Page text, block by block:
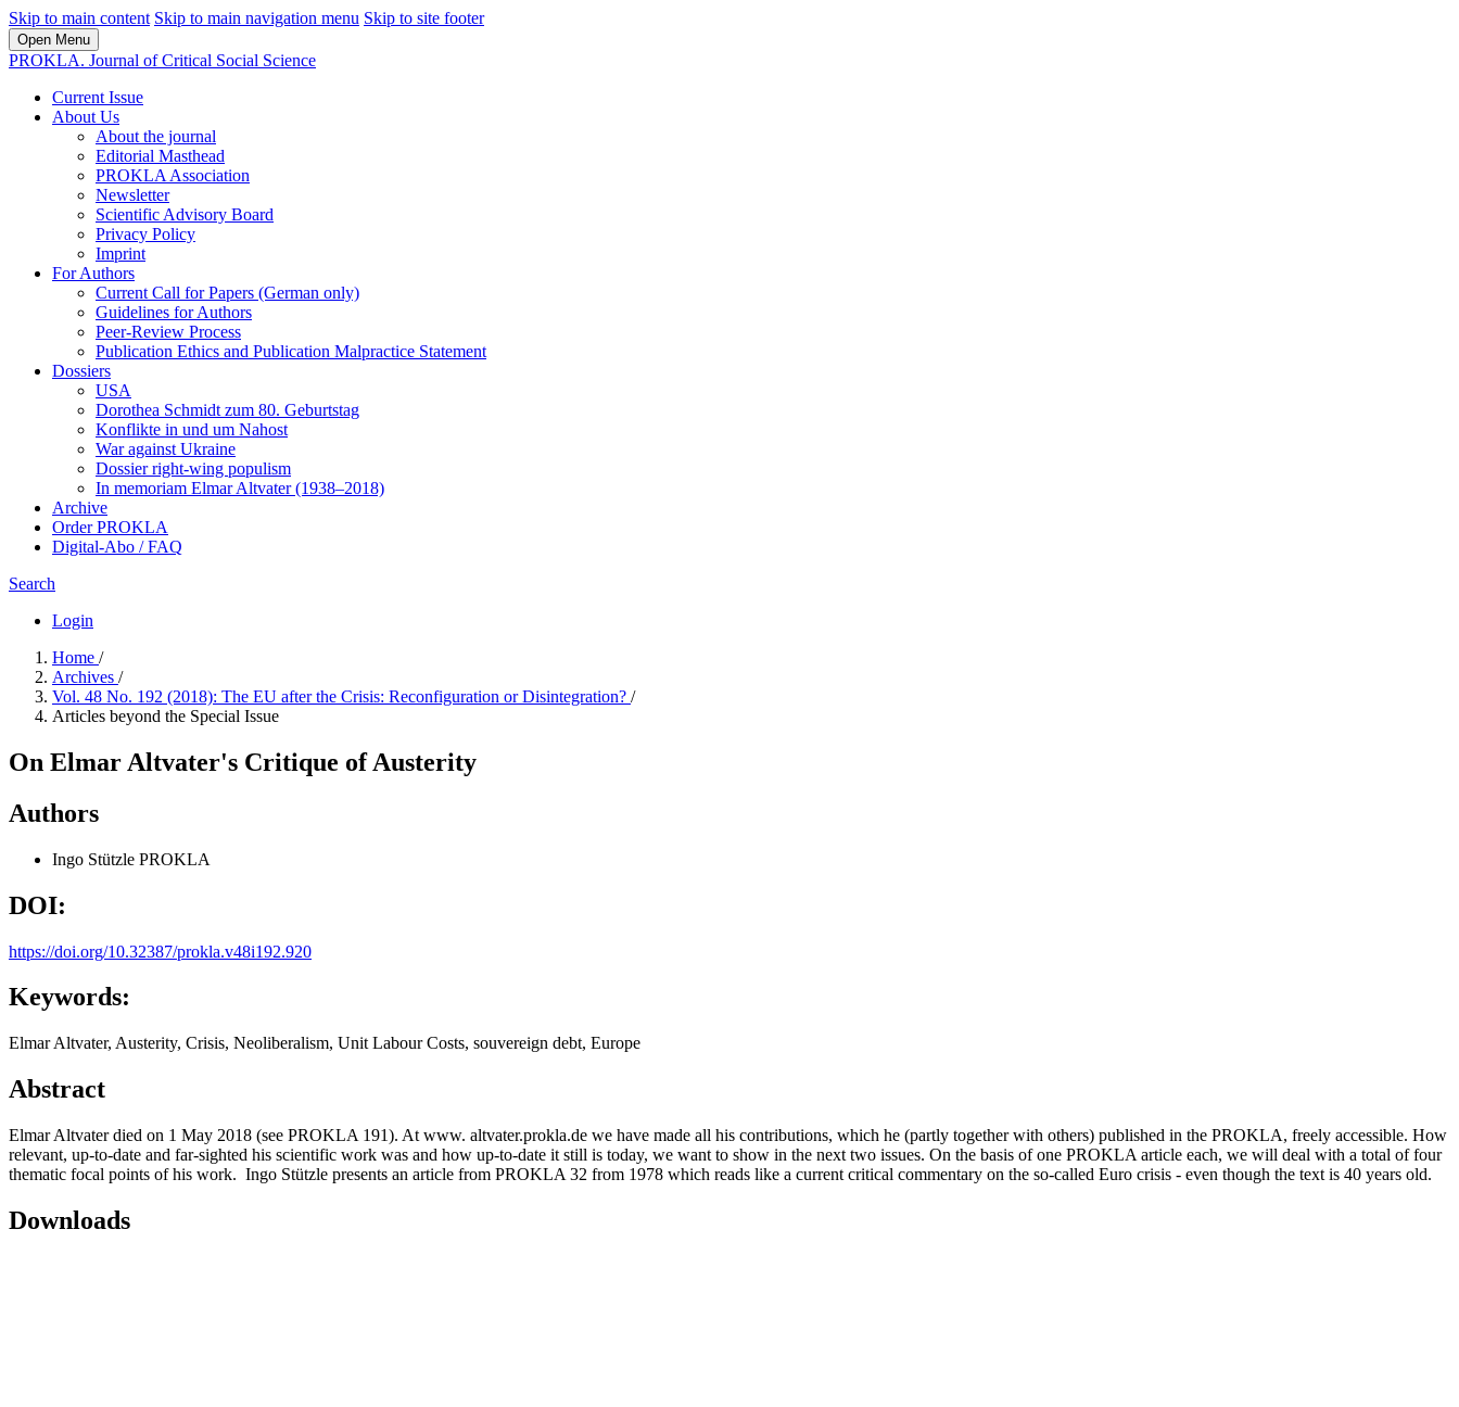
Skip to main content Skip to main navigation menu Skip to site footer
Open Menu
PROKLA. Journal of Critical Social Science
Current Issue
About Us
About the journal
Editorial Masthead
PROKLA Association
Newsletter
Scientific Advisory Board
Privacy Policy
Imprint
For Authors
Current Call for Papers (German only)
Guidelines for Authors
Peer-Review Process
Publication Ethics and Publication Malpractice Statement
Dossiers
USA
Dorothea Schmidt zum 80. Geburtstag
Konflikte in und um Nahost
War against Ukraine
Dossier right-wing populism
In me­mo­ri­am Elmar Altvater (1938–2018)
Archive
Order PROKLA
Digital-Abo / FAQ
Search
Login
Home /
Archives /
Vol. 48 No. 192 (2018): The EU after the Crisis: Reconfiguration or Disintegration? /
Articles beyond the Special Issue
On Elmar Altvater's Critique of Austerity
Authors
Ingo Stützle PROKLA
DOI:
https://doi.org/10.32387/prokla.v48i192.920
Keywords:
Elmar Altvater, Austerity, Crisis, Neoliberalism, Unit Labour Costs, souvereign debt, Europe
Abstract
Elmar Altvater died on 1 May 2018 (see PROKLA 191). At www. altvater.prokla.de we have made all his contributions, which he (partly together with others) published in the PROKLA, freely accessible. How
relevant, up-to-date and far-sighted his scientific work was and how up-to-date it still is today, we want to show in the next two issues. On the basis of one PROKLA article each, we will deal with a total of four
thematic focal points of his work. Ingo Stützle presents an article from PROKLA 32 from 1978 which reads like a current critical commentary on the so-called Euro crisis - even though the text is 40 years old.
Downloads